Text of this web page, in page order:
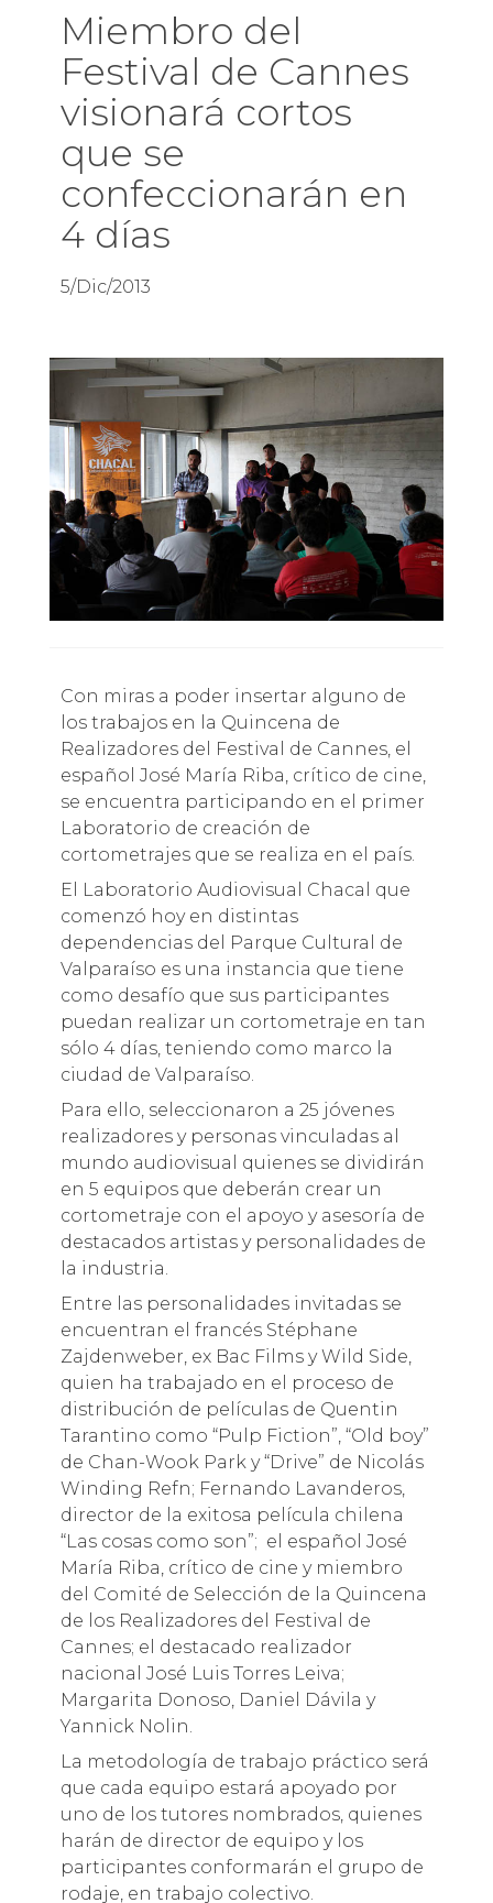
Miembro del
Festival de Cannes
visionará cortos
que se
confeccionarán en
4 días
5/Dic/2013
Con miras a poder insertar alguno de
los trabajos en la Quincena de
Realizadores del Festival de Cannes, el
español José María Riba, crítico de cine,
se encuentra participando en el primer
Laboratorio de creación de
cortometrajes que se realiza en el país.
El Laboratorio Audiovisual Chacal que
comenzó hoy en distintas
dependencias del Parque Cultural de
Valparaíso es una instancia que tiene
como desafío que sus participantes
puedan realizar un cortometraje en tan
sólo 4 días, teniendo como marco la
ciudad de Valparaíso.
Para ello, seleccionaron a 25 jóvenes
realizadores y personas vinculadas al
mundo audiovisual quienes se dividirán
en 5 equipos que deberán crear un
cortometraje con el apoyo y asesoría de
destacados artistas y personalidades de
la industria.
Entre las personalidades invitadas se
encuentran el francés Stéphane
Zajdenweber, ex Bac Films y Wild Side,
quien ha trabajado en el proceso de
distribución de películas de Quentin
Tarantino como “Pulp Fiction”, “Old boy”
de Chan-Wook Park y “Drive” de Nicolás
Winding Refn; Fernando Lavanderos,
director de la exitosa película chilena
“Las cosas como son”; el español José
María Riba, crítico de cine y miembro
del Comité de Selección de la Quincena
de los Realizadores del Festival de
Cannes; el destacado realizador
nacional José Luis Torres Leiva;
Margarita Donoso, Daniel Dávila y
Yannick Nolin.
La metodología de trabajo práctico será
que cada equipo estará apoyado por
uno de los tutores nombrados, quienes
harán de director de equipo y los
participantes conformarán el grupo de
rodaje, en trabajo colectivo.